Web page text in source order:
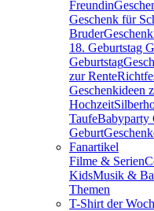
Freundin
Geschenk für
Bruder
18. Geburtstag
Geburtstag
zur Rente
Geschenkideen
Hochzeit
TaufeBabyparty
Geburt
Fanartikel
Filme & Serien
KidsMusik &
Themen
T-Shirt der